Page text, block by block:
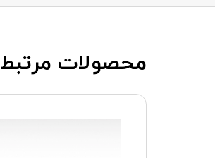
محصولات مرتبط